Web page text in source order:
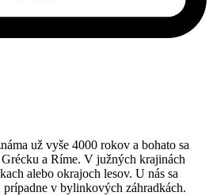
už vyše 4000 rokov a bohato sa
a Ríme. V južných krajinách
alebo okrajoch lesov. U nás sa
v bylinkových záhradkách.